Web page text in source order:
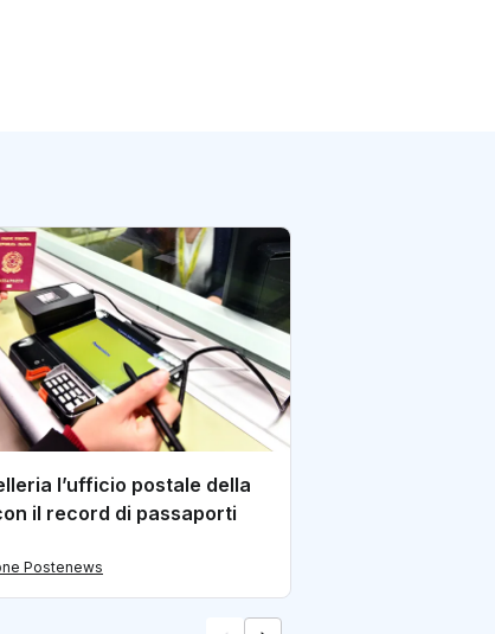
l’ufficio postale della
il record di passaporti
Postenews